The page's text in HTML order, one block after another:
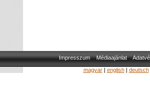
Impresszum Médiaajánlat
magyar| english| deutsch